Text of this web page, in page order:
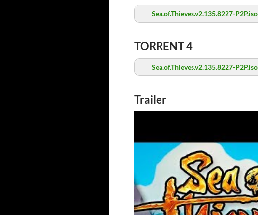
Sea.of.Thieves.v2.135.8227-P2P.iso
TORRENT 4
Sea.of.Thieves.v2.135.8227-P2P.iso
Trailer